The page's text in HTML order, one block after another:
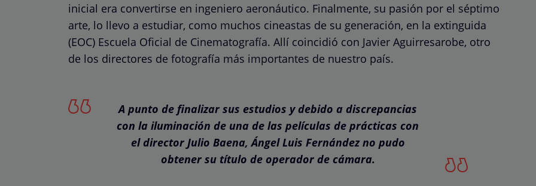
inicial era convertirse en ingeniero aeronáutico. Finalmente, su pasión por el séptimo
arte, lo llevo a estudiar, como muchos cineastas de su generación, en la extinguida
(EOC) Escuela Oficial de Cinematografía. Allí coincidió con Javier Aguirresarobe, otro
de los directores de fotografía más importantes de nuestro país.
A punto de finalizar sus estudios y debido a discrepancias
con la iluminación de una de las películas de prácticas con
el director Julio Baena, Ángel Luis Fernández no pudo
obtener su título de operador de cámara.